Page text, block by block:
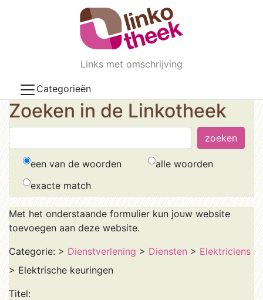
Skip to main content
Links met omschrijving
Categorieën
Zoeken in de Linkotheek
een van de woorden
alle woorden
exacte match
Met het onderstaande formulier kun jouw website
toevoegen aan deze website.
Categorie: > Dienstverlening > Diensten > Elektriciens
> Elektrische keuringen
Titel: